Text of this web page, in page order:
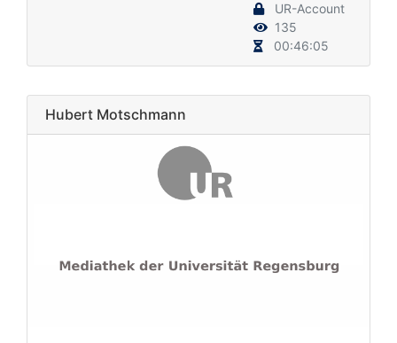
UR-Account
135
00:46:05
Hubert Motschmann